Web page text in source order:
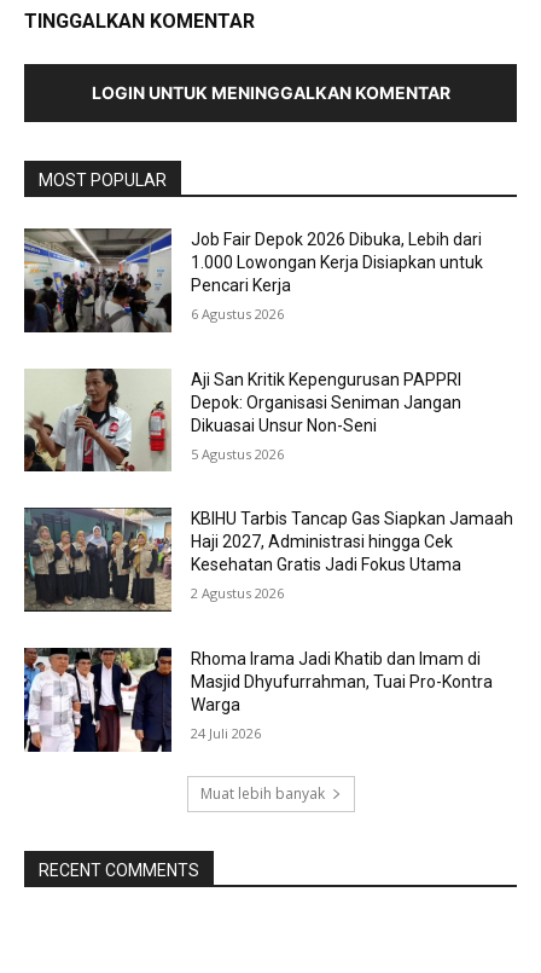
TINGGALKAN KOMENTAR
LOGIN UNTUK MENINGGALKAN KOMENTAR
MOST POPULAR
Job Fair Depok 2026 Dibuka, Lebih dari
1.000 Lowongan Kerja Disiapkan untuk
Pencari Kerja
6 Agustus 2026
Aji San Kritik Kepengurusan PAPPRI
Depok: Organisasi Seniman Jangan
Dikuasai Unsur Non-Seni
5 Agustus 2026
KBIHU Tarbis Tancap Gas Siapkan Jamaah
Haji 2027, Administrasi hingga Cek
Kesehatan Gratis Jadi Fokus Utama
2 Agustus 2026
Rhoma Irama Jadi Khatib dan Imam di
Masjid Dhyufurrahman, Tuai Pro-Kontra
Warga
24 Juli 2026
Muat lebih banyak
RECENT COMMENTS